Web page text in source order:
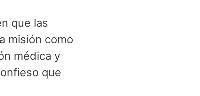
que las
misión como
médica y
que